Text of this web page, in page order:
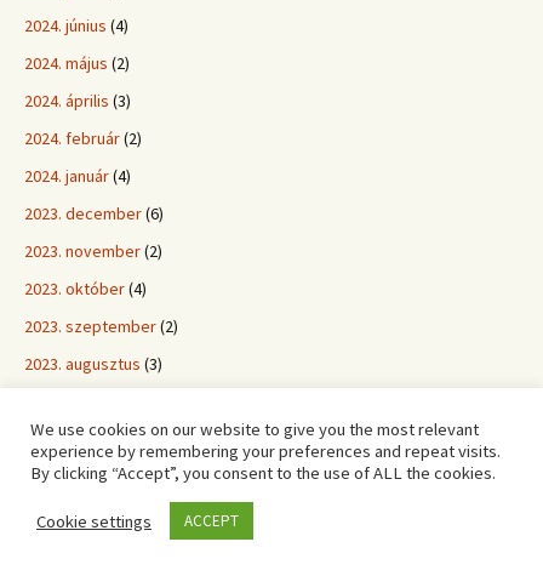
2024. június (4)
2024. május (2)
2024. április (3)
2024. február(2)
2024. január(4)
2023. december(6)
2023. november(2)
2023. október(4)
2023. szeptember(2)
2023. augusztus (3)
2023. június(4)
2023. május (4)
2023. április(2)
We use cookies on our website to give you the most relevant
experience by remembering your preferences and repeat visits.
By clicking “Accept”, you consent to the use of ALL the cookies.
Cookie settings ACCEPT